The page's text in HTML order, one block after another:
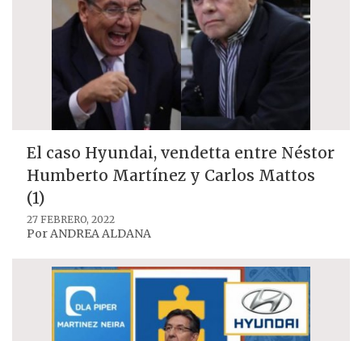
El caso Hyundai, vendetta entre Néstor
Humberto Martínez y Carlos Mattos
(1)
27 FEBRERO, 2022
PorANDREA ALDANA